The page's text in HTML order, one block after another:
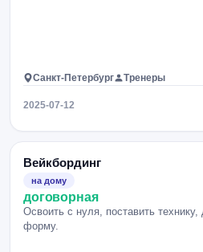
Санкт-Петербург Тренеры
2025-07-12
Вейкбординг
на дому
договорная
Освоить с нуля, поставить
форму.